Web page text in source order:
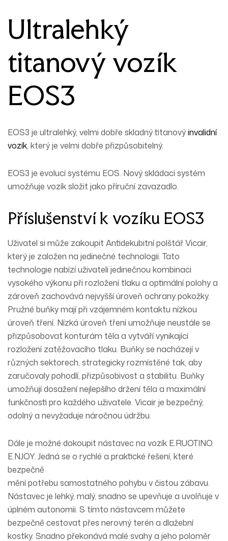
Ultralehký
titanový vozík
EOS3
EOS3 je ultralehký, velmi dobře skladný titanovýinvalidní
vozík, který je velmi dobře přizpůsobitelný.
EOS3 je evolucí systému EOS. Nový skládací systém
umožňuje vozík složit jako příruční zavazadlo.
Příslušenství k vozíku EOS3
Uživatel si může zakoupit Antidekubitní polštář Vicair,
který je založen na jedinečné technologii. Tato
technologie nabízí uživateli jedinečnou kombinaci
vysokého výkonu při rozložení tlaku a optimální polohy a
zároveň zachovává nejvyšší úroveň ochrany pokožky.
Pružné buňky mají při vzájemném kontaktu nízkou
úroveň tření. Nízká úroveň tření umožňuje neustále se
přizpůsobovat konturám těla a vytváří vynikající
rozložení zatěžovacího tlaku. Buňky se nacházejí v
různých sektorech, strategicky rozmístěné tak, aby
zaručovaly pohodlí, přizpůsobivost a stabilitu. Buňky
umožňují dosažení nejlepšího držení těla a maximální
funkčnosti pro každého uživatele. Vicair je bezpečný,
odolný a nevyžaduje náročnou údržbu.
Dále je možné dokoupit nástavec na vozík E.RUOTINO
E.NJOY. Jedná se o rychlé a praktické řešení, které
bezpečně
mění potřebu samostatného pohybu v čistou zábavu.
Nástavec je lehký, malý, snadno se upevňuje a uvolňuje v
úplném autonomii. S tímto nástavcem můžete
bezpečně cestovat přes nerovný terén a dlažební
kostky. Snadno překonává malé svahy a jeho poloměr